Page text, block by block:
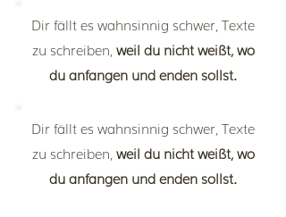
Dir fällt es wahnsinnig schwer, Texte
zu schreiben, weil du nicht weißt, wo
du anfangen und enden sollst.
Dir fällt es wahnsinnig schwer, Texte
zu schreiben, weil du nicht weißt, wo
du anfangen und enden sollst.